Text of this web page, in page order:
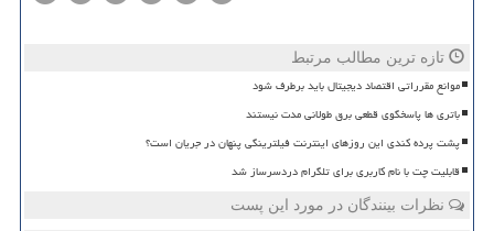
تازه ترین مطالب مرتبط
موانع مقرراتی اقتصاد دیجیتال باید برطرف شود
باتری ها پاسخگوی قطعی برق طولانی مدت نیستند
پشت پرده کندی این روزهای اینترنت فیلترینگی پنهان در جریان است؟
قابلیت چت با نام کاربری برای تلگرام دردسرساز شد
نظرات بینندگان در مورد این پست